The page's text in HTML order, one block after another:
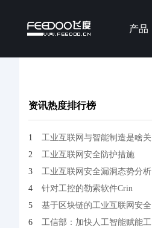
产品
资讯热度排行榜
1
工业互联网与智能制造是啥关
2
工业互联网安全防护措施
3
工业互联网安全漏洞态势分析
4
针对工控的勒索软件Crin
5
基于区块链的工业互联网安全
6
工信部：加快人工智能赋能工